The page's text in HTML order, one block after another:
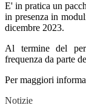
E' in pratica un
in presenza in
dicembre 2023.
Al termine del
frequenza da parte
Per maggiori
Notizie